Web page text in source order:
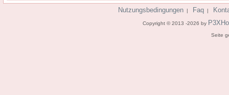
Nutzungsbedingungen | Faq |
Copyright © 2013 -2026 by
Seite